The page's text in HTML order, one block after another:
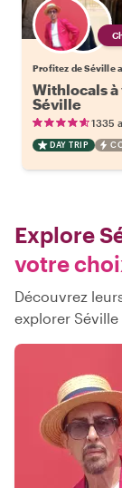
Profitez de Séville
Withlocals à
Séville
1335
DAY TRIP
Explore
votre
Découvrez
explorer